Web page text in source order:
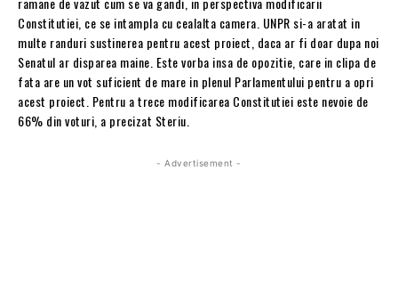
Constitutiei, ce se intampla cu cealalta camera. UNPR si-a aratat in
multe randuri sustinerea pentru acest proiect, daca ar fi doar dupa noi
Senatul ar disparea maine. Este vorba insa de opozitie, care in clipa de
fata are un vot suficient de mare in plenul Parlamentului pentru a opri
acest proiect. Pentru a trece modificarea Constitutiei este nevoie de
66% din voturi, a precizat Steriu.
- Advertisement -